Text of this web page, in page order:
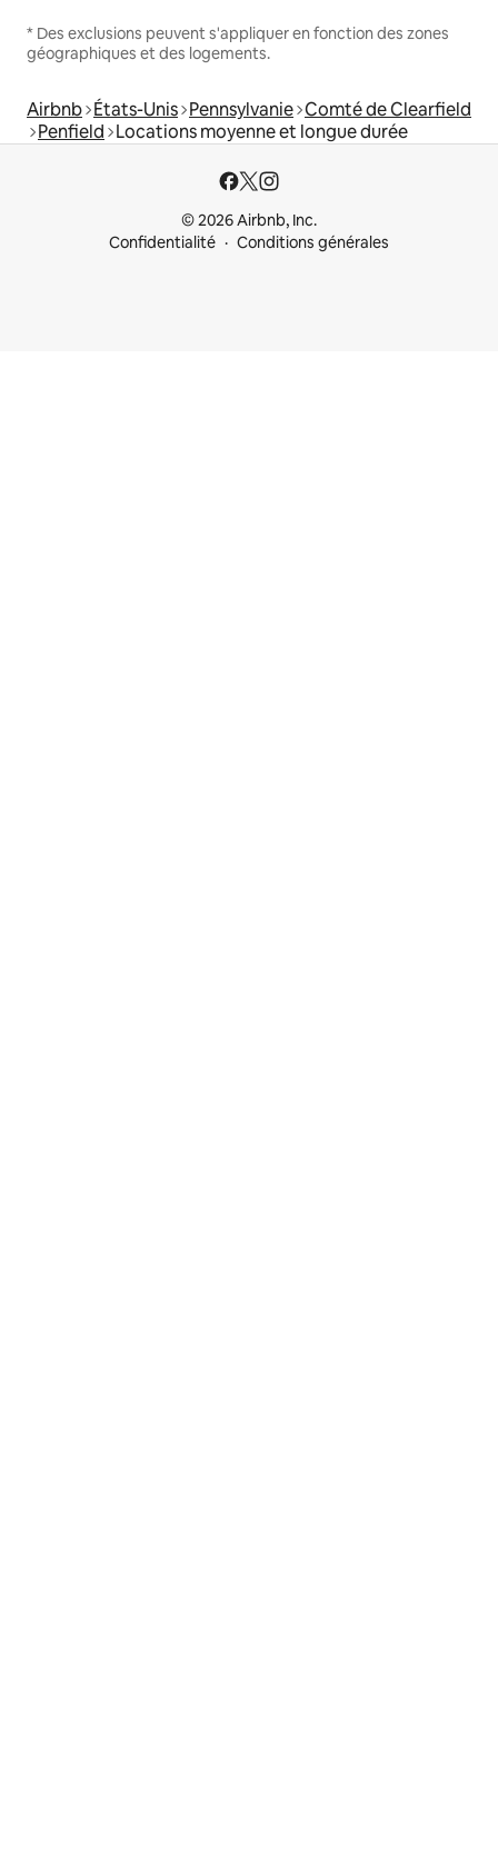
* Des exclusions peuvent s'appliquer en fonction des zones
géographiques et des logements.
Airbnb États-Unis Pennsylvanie Comté de Clearfield
Penfield Locations moyenne et longue durée
© 2026 Airbnb, Inc.
Confidentialité
Conditions générales